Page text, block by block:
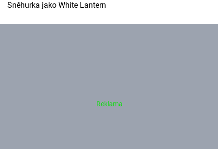
Sněhurka jako White Lantern